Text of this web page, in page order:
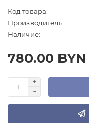
Код товара:
Производитель:
Наличие:
780.00 BYN